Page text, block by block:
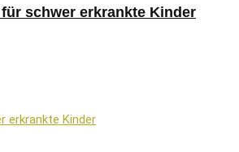
für schwer erkrankte Kinder